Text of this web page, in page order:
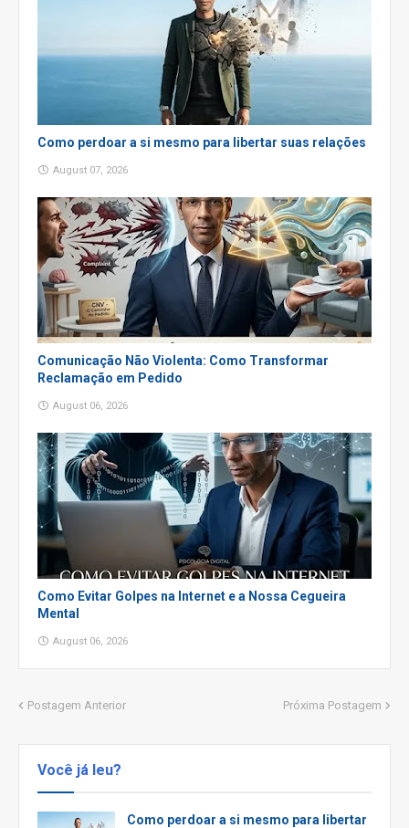
Como perdoar a si mesmo para libertar suas relações
August 07, 2026
Comunicação Não Violenta: Como Transformar
Reclamação em Pedido
August 06, 2026
Como Evitar Golpes na Internet e a Nossa Cegueira
Mental
August 06, 2026
Postagem Anterior Próxima Postagem
Você já leu?
Como perdoar a si mesmo para libertar